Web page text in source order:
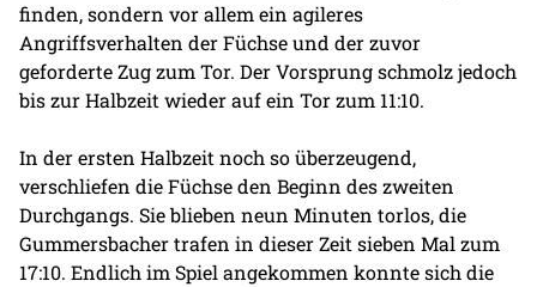
finden, sondern vor allem ein agileres
Angriffsverhalten der Füchse und der zuvor
geforderte Zug zum Tor. Der Vorsprung schmolz jedoch
bis zur Halbzeit wieder auf ein Tor zum 11:10.
In der ersten Halbzeit noch so überzeugend,
verschliefen die Füchse den Beginn des zweiten
Durchgangs. Sie blieben neun Minuten torlos, die
Gummersbacher trafen in dieser Zeit sieben Mal zum
17:10. Endlich im Spiel angekommen konnte sich die